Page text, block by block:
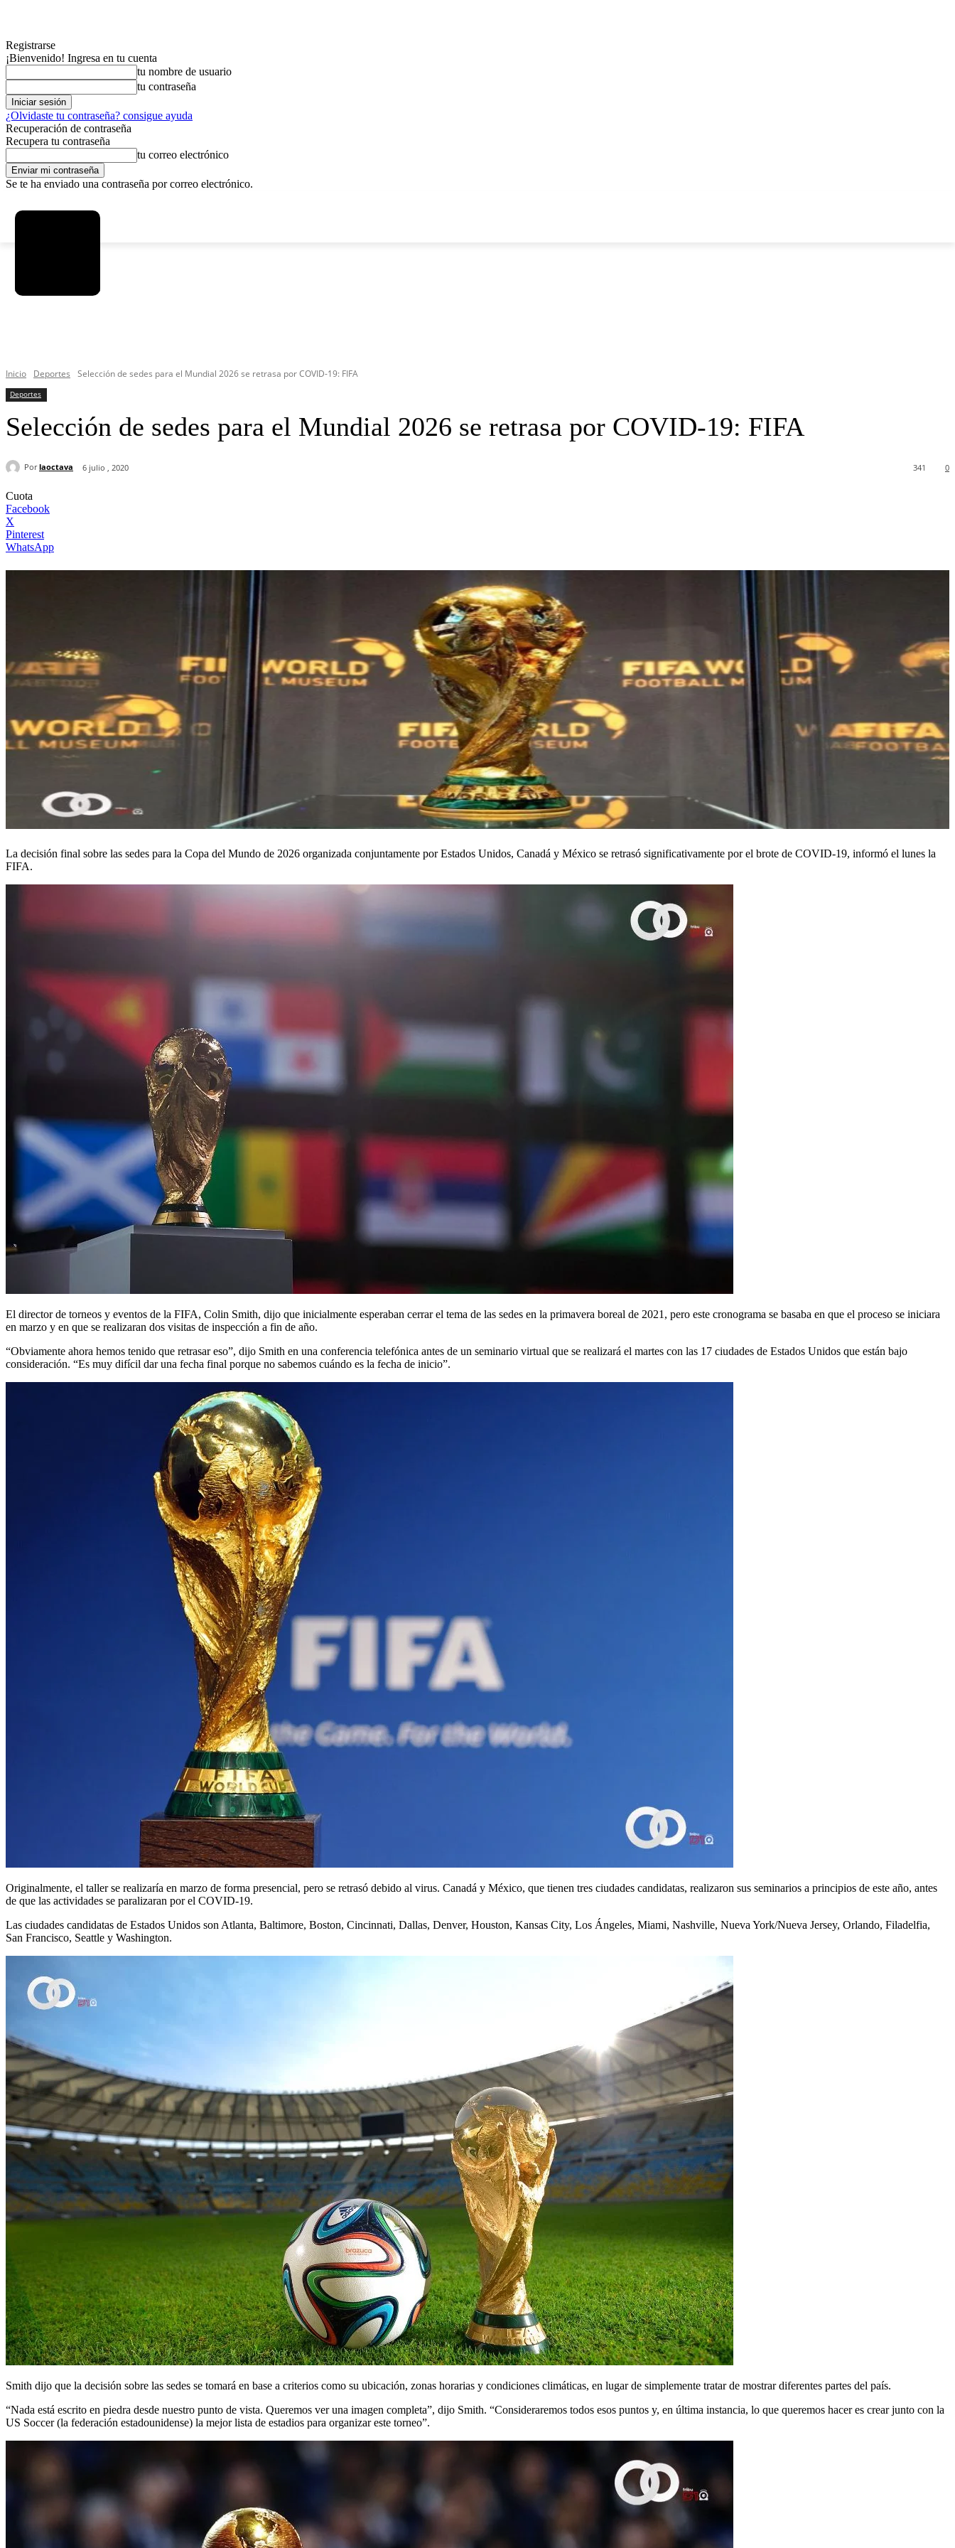
Registrarse
¡Bienvenido! Ingresa en tu cuenta
tu nombre de usuario
tu contraseña
¿Olvidaste tu contraseña? consigue ayuda
Recuperación de contraseña
Recupera tu contraseña
tu correo electrónico
Se te ha enviado una contraseña por correo electrónico.
Inicio Deportes Selección de sedes para el Mundial 2026 se retrasa por COVID-19: FIFA
Deportes
Selección de sedes para el Mundial 2026 se retrasa por COVID-19: FIFA
Por laoctava 6 julio , 2020 0
341
Cuota
Facebook
X
Pinterest
WhatsApp
La decisión final sobre las sedes para la Copa del Mundo de 2026 organizada conjuntamente por Estados Unidos, Canadá y México se retrasó significativamente por el brote de COVID-19, informó el lunes la
FIFA.
El director de torneos y eventos de la FIFA, Colin Smith, dijo que inicialmente esperaban cerrar el tema de las sedes en la primavera boreal de 2021, pero este cronograma se basaba en que el proceso se iniciara
en marzo y en que se realizaran dos visitas de inspección a fin de año.
“Obviamente ahora hemos tenido que retrasar eso”, dijo Smith en una conferencia telefónica antes de un seminario virtual que se realizará el martes con las 17 ciudades de Estados Unidos que están bajo
consideración. “Es muy difícil dar una fecha final porque no sabemos cuándo es la fecha de inicio”.
Originalmente, el taller se realizaría en marzo de forma presencial, pero se retrasó debido al virus. Canadá y México, que tienen tres ciudades candidatas, realizaron sus seminarios a principios de este año, antes
de que las actividades se paralizaran por el COVID-19.
Las ciudades candidatas de Estados Unidos son Atlanta, Baltimore, Boston, Cincinnati, Dallas, Denver, Houston, Kansas City, Los Ángeles, Miami, Nashville, Nueva York/Nueva Jersey, Orlando, Filadelfia,
San Francisco, Seattle y Washington.
Smith dijo que la decisión sobre las sedes se tomará en base a criterios como su ubicación, zonas horarias y condiciones climáticas, en lugar de simplemente tratar de mostrar diferentes partes del país.
“Nada está escrito en piedra desde nuestro punto de vista. Queremos ver una imagen completa”, dijo Smith. “Consideraremos todos esos puntos y, en última instancia, lo que queremos hacer es crear junto con la
US Soccer (la federación estadounidense) la mejor lista de estadios para organizar este torneo”.